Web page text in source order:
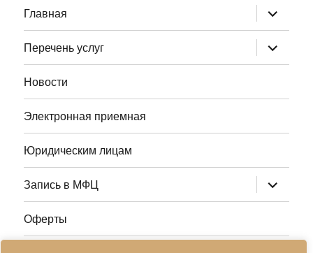
Главная раскрыть
дочернее
меню
Перечень услуг
раскрыть
дочернее
меню
Новости
Электронная приемная
Юридическим лицам
Запись в МФЦ раскрыть
дочернее
меню
Оферты